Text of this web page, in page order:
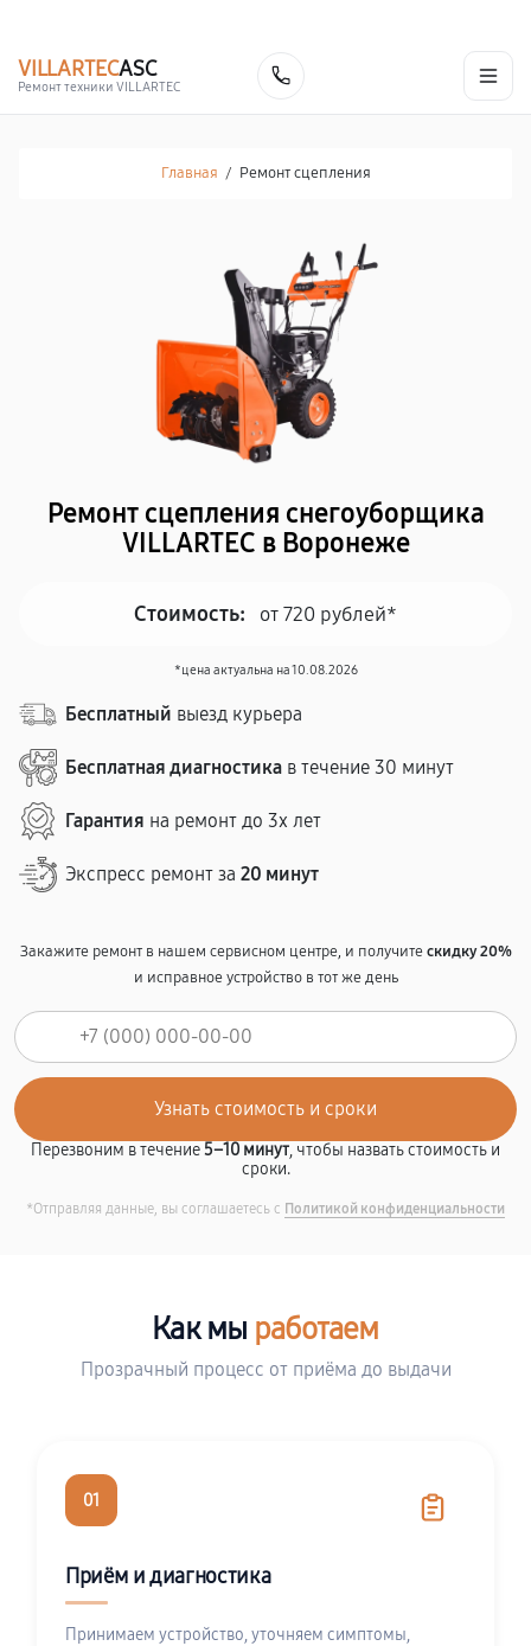
VILLARTECASC
Ремонт техники VILLARTEC
Главная / Ремонт сцепления
Ремонт сцепления снегоуборщика
VILLARTEC в Воронеже
Стоимость: от 720 рублей*
*цена актуальна на 10.08.2026
Бесплатный выезд курьера
Бесплатная диагностика в течение 30 минут
Гарантия на ремонт до 3х лет
Экспресс ремонт за 20 минут
Закажите ремонт в нашем сервисном центре, и получитескидку 20%
и исправное устройство в тот же день
Перезвоним в течение5–10 минут, чтобы назвать стоимость и
сроки.
*Отправляя данные, вы соглашаетесь с Политикой конфиденциальности
Как мы работаем
Прозрачный процесс от приёма до выдачи
01
Приём и диагностика
Принимаем устройство, уточняем симптомы,